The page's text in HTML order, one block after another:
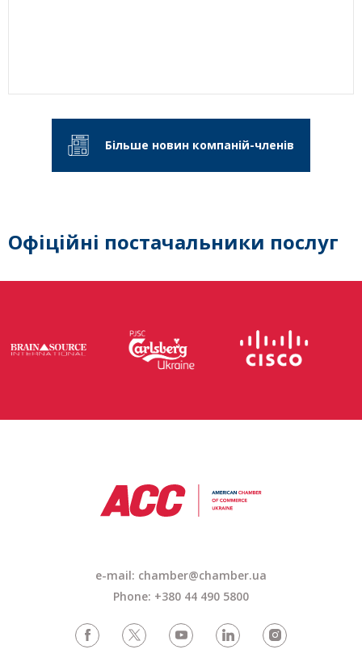
Більше новин компаній-членів
Офіційні постачальники послуг
e-mail: chamber@chamber.ua
Phone: +380 44 490 5800